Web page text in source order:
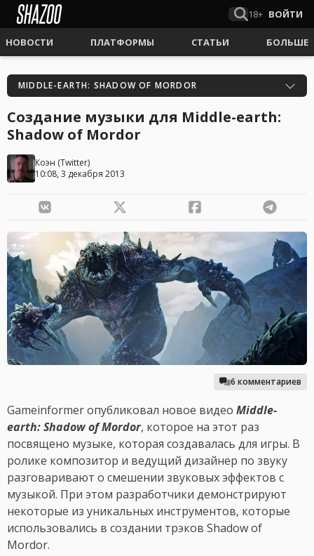
18+ ВОЙТИ
НОВОСТИ ПЛАТФОРМЫ СТАТЬИ БОЛЬШЕ
MIDDLE-EARTH: SHADOW OF MORDOR
Создание музыки для Middle-earth:
Shadow of Mordor
Коэн (Twitter)
10:08, 3 декабря 2013
6 комментариев
Gameinformer опубликовал новое видео Middle-
earth: Shadow of Mordor, которое на этот раз
посвящено музыке, которая создавалась для игры. В
ролике композитор и ведущий дизайнер по звуку
разговаривают о смешении звуковых эффектов с
музыкой. При этом разработчики демонстрируют
некоторые из уникальных инструментов, которые
использовались в создании трэков Shadow of
Mordor.